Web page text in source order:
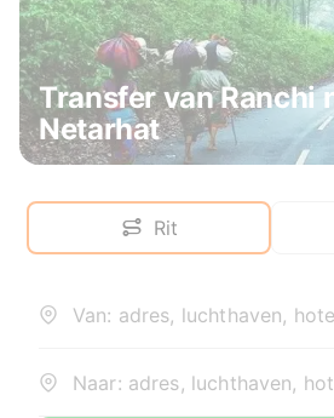
Transfer van Ranchi
Netarhat
Rit
Van: adres, luchthaven,
Naar: adres, luchthaven,